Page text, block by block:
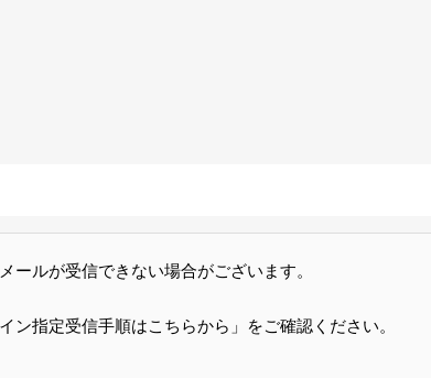
ルが受信できない場合がございます。
ン指定受信手順はこちらから」をご確認ください。